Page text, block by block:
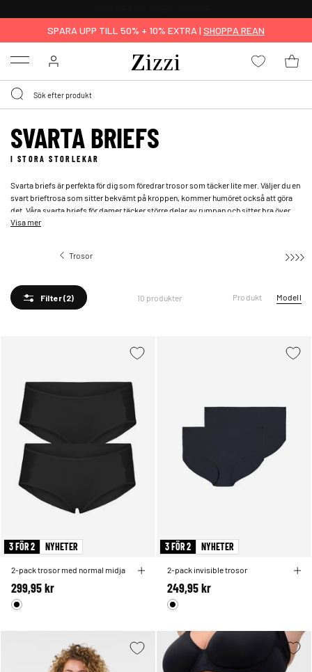
SPARA UPP TILL 50% + 10% EXTRA | SHOPPA REAN
Menu
SVARTA BRIEFS
I STORA STORLEKAR
Svarta briefs är perfekta för dig som föredrar trosor som täcker lite mer. Väljer du en
svart brieftrosa som sitter bekvämt på kroppen, kommer humöret också att göra
det. Våra svarta briefs för damer täcker större delar av rumpan och sitter bra över
höftpartiet. Välj ett par helt i spets, eller välj svarta briefs med spetsdetaljer på
Visa mer
Trosor
Filter(2) 10 produkter Produkt Modell
3 FÖR 2 NYHETER
2-pack trosor med normal midja
299,95 kr
3 FÖR 2 NYHETER
2-pack invisible trosor
249,95 kr